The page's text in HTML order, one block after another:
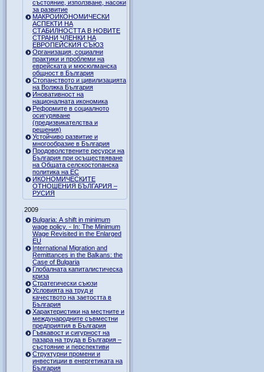
състояние, използване, насоки
за развитие
МАКРОИКОНОМИЧЕСКИ
АСПЕКТИ НА
СТАБИЛНОСТТА В НОВИТЕ
СТРАНИ ЧЛЕНКИ НА
ЕВРОПЕЙСКИЯ СЪЮЗ
Организация, социални
практики и проблеми на
еврейската и мюсюлманска
общност в България
Стопанството и цивилизацията
на Волжка България
Иновативност на
националната икономика
Реформите в социалното
осигуряване
(предизвикателства и
решения)
Устойчиво развитие и
многообразие в България
Продоволствените ресурси на
България при осъществяване
на Общата селскостопанска
политика на ЕС
ИКОНОМИЧЕСКИТЕ
ОТНОШЕНИЯ БЪЛГАРИЯ –
РУСИЯ
2009
Bulgaria: A shift in minimum
wage policy. - In: The Minimum
Wage Revisited in the Enlarged
EU
International Migration and
Remittances in the Balkans: the
Case of Bulgaria
Глобалната капиталистическа
криза
Стратегически съюзи
Условията на труд и
качеството на заетостта в
България
Характеристики на местните и
международните съвместни
предприятия в България
Гъвкавост и сигурност на
пазара на труда в България –
състояние и перспективи
Структурни промени и
инвестиции в енергетиката на
България